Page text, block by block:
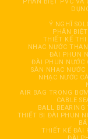
PHÂN BIỆT PVC VÀ
Ý NGHĨ
PHÂN
THIẾT KẾ
NHẠC NƯỚC
ĐÀI PHUN
ĐÀI PHUN NƯỚC
SÀN NHẠC
NHẠC NƯỚC
AIR BAG TRONG
CABLE
BALL
THIẾT BỊ ĐÀI PHUN
THIẾT KẾ ĐÀI